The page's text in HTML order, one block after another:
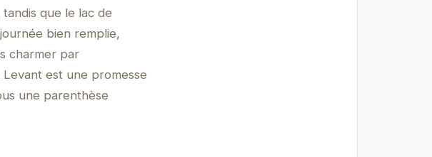
que le lac de
bien remplie,
charmer par
est une promesse
une parenthèse